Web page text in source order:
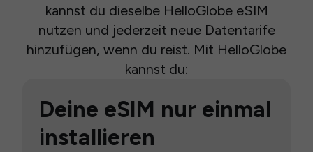
kannst du dieselbe HelloGlobe eSIM
nutzen und jederzeit neue Datentarife
hinzufügen, wenn du reist. Mit HelloGlobe
kannst du:
Deine eSIM nur einmal
installieren